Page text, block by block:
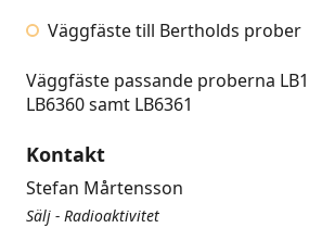
Väggfäste till Bertholds prober
Väggfäste passande proberna
LB6360 samt LB6361
Kontakt
Stefan Mårtensson
Sälj - Radioaktivitet